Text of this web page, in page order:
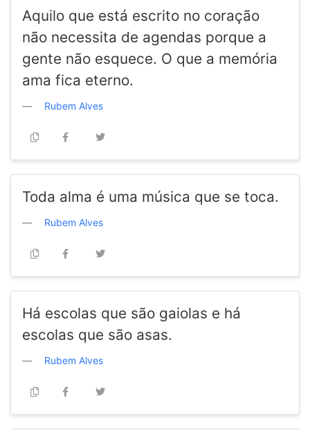
Aquilo que está escrito no coração
não necessita de agendas porque a
gente não esquece. O que a memória
ama fica eterno.
Rubem Alves
Toda alma é uma música que se toca.
Rubem Alves
Há escolas que são gaiolas e há
escolas que são asas.
Rubem Alves